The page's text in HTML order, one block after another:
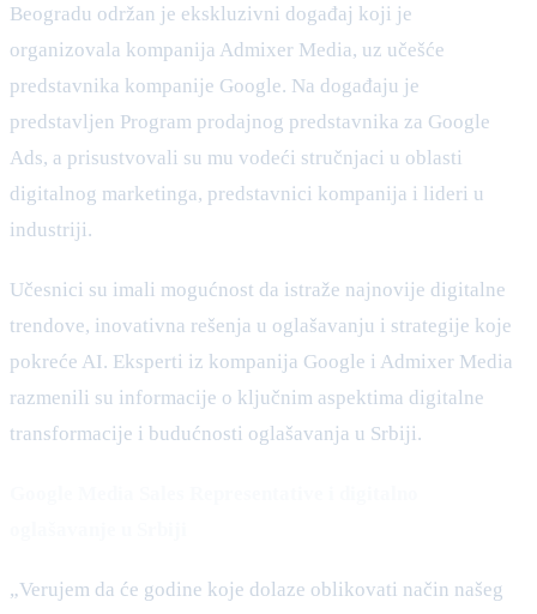
Beogradu održan je ekskluzivni događaj koji je
organizovala kompanija Admixer Media, uz učešće
predstavnika kompanije Google. Na događaju je
predstavljen Program prodajnog predstavnika za Google
Ads, a prisustvovali su mu vodeći stručnjaci u oblasti
digitalnog marketinga, predstavnici kompanija i lideri u
industriji.
Učesnici su imali mogućnost da istraže najnovije digitalne
trendove, inovativna rešenja u oglašavanju i strategije koje
pokreće AI. Eksperti iz kompanija Google i Admixer Media
razmenili su informacije o ključnim aspektima digitalne
transformacije i budućnosti oglašavanja u Srbiji.
„Verujem da će godine koje dolaze oblikovati način našeg